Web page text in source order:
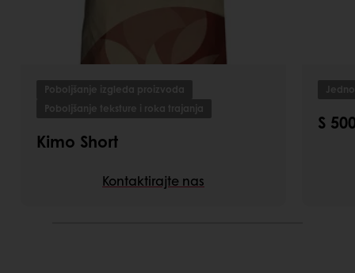
Poboljšanje izgleda proizvoda
Poboljšanje teksture i roka trajanja
Kimo Short
Kontaktirajte nas
S